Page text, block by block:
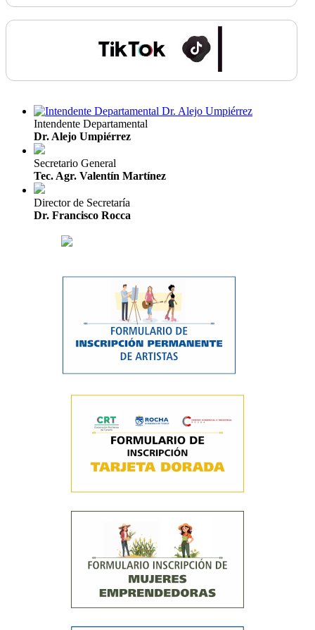
Intendente Departamental
Dr. Alejo Umpiérrez
Secretario General
Tec. Agr. Valentín Martínez
Director de Secretaría
Dr. Francisco Rocca